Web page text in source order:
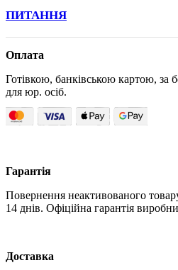
ПИТАННЯ
Оплата
Готівкою, банківською картою, за
для юр. осіб.
Гарантія
Повернення неактивованого
14 днів. Офіційна гарантія
Доставка